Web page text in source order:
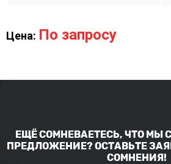
Цена: По запросу
ЕЩЁ СОМНЕВАЕТЕСЬ, ЧТО МЫ
ПРЕДЛОЖЕНИЕ? ОСТАВЬТЕ
СОМНЕНИЯ!